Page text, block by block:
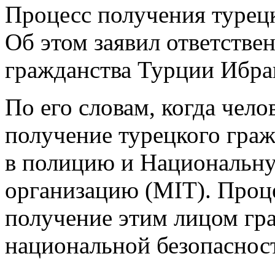
Процесс получения
Об этом заявил
гражданства Турции
По его словам, когда
получение турецкого
в полицию и
организацию (MIT).
получение этим лицом
национальной